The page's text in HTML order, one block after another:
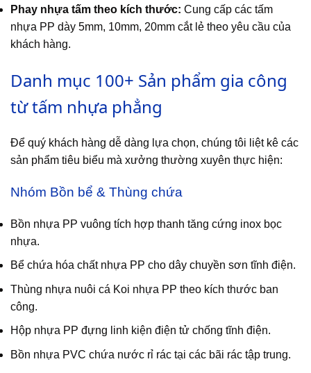
Phay nhựa tấm theo kích thước: Cung cấp các tấm
nhựa PP dày 5mm, 10mm, 20mm cắt lẻ theo yêu cầu của
khách hàng.
Danh mục 100+ Sản phẩm gia công
từ tấm nhựa phẳng
Để quý khách hàng dễ dàng lựa chọn, chúng tôi liệt kê các
sản phẩm tiêu biểu mà xưởng thường xuyên thực hiện:
Nhóm Bồn bể & Thùng chứa
Bồn nhựa PP vuông tích hợp thanh tăng cứng inox bọc
nhựa.
Bể chứa hóa chất nhựa PP cho dây chuyền sơn tĩnh điện.
Thùng nhựa nuôi cá Koi nhựa PP theo kích thước ban
công.
Hộp nhựa PP đựng linh kiện điện tử chống tĩnh điện.
Bồn nhựa PVC chứa nước rỉ rác tại các bãi rác tập trung.